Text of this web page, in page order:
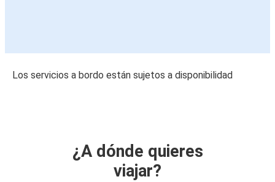
Los servicios a bordo están sujetos a disponibilidad
¿A dónde quieres
viajar?